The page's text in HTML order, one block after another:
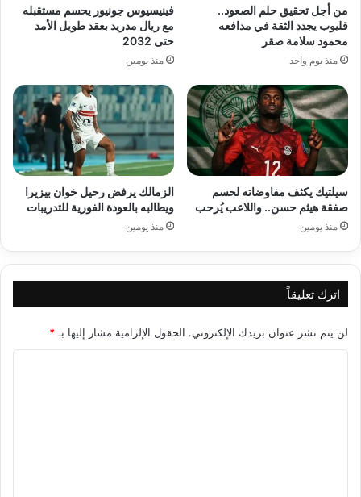
من أجل تحقيق حلم الصعود..
قليوب يجدد الثقة في مدافعه
محمود سلامة صقر
منذ يوم واحد
فينيسيوس جونيور يحسم مستقبله
مع ريال مدريد بعقد طويل الأمد
حتى 2032
منذ يومين
سيلتيك يكثف مفاوضاته لحسم
صفقة هيثم حسن.. واللاعب يُرحب
منذ يومين
الزمالك يرفض رحيل خوان بيزيرا
ويطالبه بالعودة الفورية للتدريبات
منذ يومين
اترك تعليقاً
لن يتم نشر عنوان بريدك الإلكتروني. الحقول الإلزامية مشار إليها بـ *